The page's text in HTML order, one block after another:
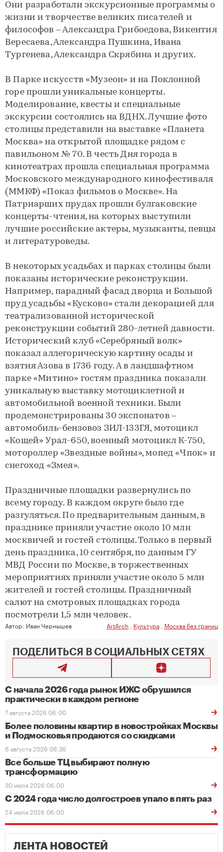
Они разработали экскурсионные программы о
жизни и творчестве великих писателей и
философов – Александра Грибоедова, Викентия
Вересаева, Александра Пушкина, Ивана
Тургенева, Александра Скрябина и других.
В Парке искусств «Музеон» и на Поклонной
горе прошли уникальные концерты.
Моделирование, квесты и специальные
экскурсии состоялись на ВДНХ. Лучшие фото
столицы представили на выставке «Планета
Москва» на открытой площадке рядом с
павильоном № 70. В честь Дня города в
кинотеатрах прошла специальная программа
Московского международного кинофестиваля
(ММКФ) «Показ фильмов о Москве». На
Патриарших прудах прошли булгаковские
концерты-чтения, на которых выступили
лучшие российские актеры, музыканты, певцы
и литературоведы.
В некоторых усадьбах и парках столицы были
показаны исторические реконструкции.
Например, парадный фасад дворца и Большой
пруд усадьбы «Кусково» стали декорацией для
театрализованной исторической
реконструкции событий 280-летней давности.
Исторический клуб «Серебряный волк»
показал аллегорическую картину осады и
взятия Азова в 1736 году. А в ландшафтном
парке «Митино» гостям праздника показали
уникальную выставку мотоциклетной и
автомобильной военной техники. Были
продемонстрированы 30 экспонатов –
автомобиль-бензовоз ЗИЛ-133ГЯ, мотоцикл
«Кощей» Урал-650, военный мотоцикл К-750,
мотороллер «Звездные войны», мопед «Чпок» и
снегоход «Змея».
Праздничные площадки развернулись по
всему городу. В каждом округе было где
разгуляться. По предварительным данным, в
празднике приняли участие около 10 млн
москвичей и гостей столицы. Только в первый
день праздника, 10 сентября, по данным ГУ
МВД России по Москве, в торжественных
мероприятиях приняли участие около 5 млн
жителей и гостей столицы. Праздничный
салют на смотровых площадках города
посмотрели 1,5 млн человек.
Автор: Иван Чернышев ArtArch Культура Москва без границ
ПОДЕЛИТЬСЯ В СОЦИАЛЬНЫХ СЕТЯХ
С начала 2026 года рынок ИЖС обрушился
практически в каждом регионе
7 августа 2026 06:00
Более половины квартир в новостройках Москвы
и Подмосковья продаются со скидками
6 августа 2026 08:36
Все больше ТЦ выбирают полную
трансформацию
30 июля 2026 06:00
С 2024 года число долгостроев упало в пять раз
24 июля 2026 06:00
ЛЕНТА НОВОСТЕЙ